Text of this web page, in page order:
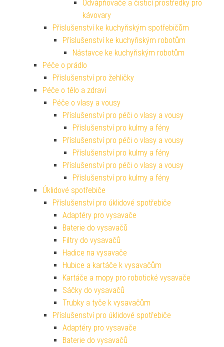
Odvápňovače a čisticí prostředky pro
kávovary
Příslušenství ke kuchyňským spotřebičům
Příslušenství ke kuchyňským robotům
Nástavce ke kuchyňským robotům
Péče o prádlo
Příslušenství pro žehličky
Péče o tělo a zdraví
Péče o vlasy a vousy
Příslušenství pro péči o vlasy a vousy
Příslušenství pro kulmy a fény
Příslušenství pro péči o vlasy a vousy
Příslušenství pro kulmy a fény
Příslušenství pro péči o vlasy a vousy
Příslušenství pro kulmy a fény
Úklidové spotřebiče
Příslušenství pro úklidové spotřebiče
Adaptéry pro vysavače
Baterie do vysavačů
Filtry do vysavačů
Hadice na vysavače
Hubice a kartáče k vysavačům
Kartáče a mopy pro robotické vysavače
Sáčky do vysavačů
Trubky a tyče k vysavačům
Příslušenství pro úklidové spotřebiče
Adaptéry pro vysavače
Baterie do vysavačů